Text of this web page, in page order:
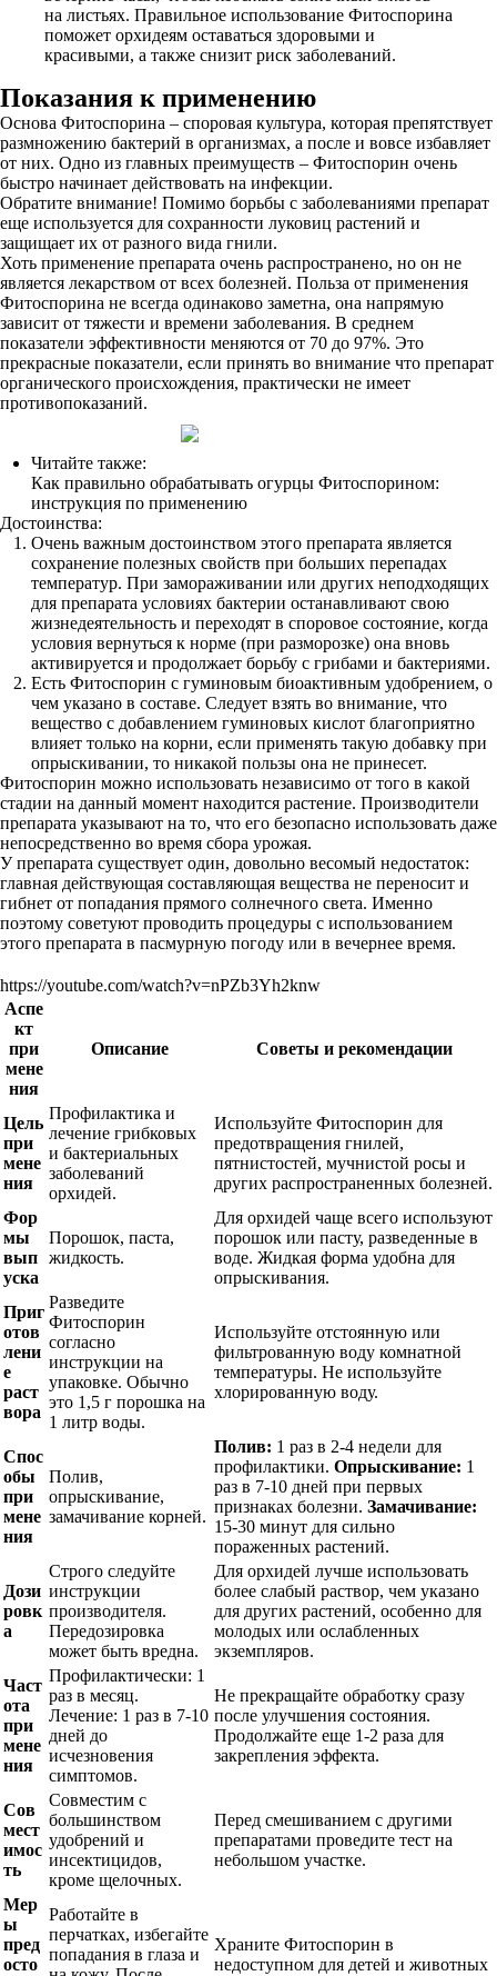
на листьях. Правильное использование Фитоспорина
поможет орхидеям оставаться здоровыми и
красивыми, а также снизит риск заболеваний.
Показания к применению
Основа Фитоспорина – споровая культура, которая препятствует
размножению бактерий в организмах, а после и вовсе избавляет
от них. Одно из главных преимуществ – Фитоспорин очень
быстро начинает действовать на инфекции.
Обратите внимание! Помимо борьбы с заболеваниями препарат
еще используется для сохранности луковиц растений и
защищает их от разного вида гнили.
Хоть применение препарата очень распространено, но он не
является лекарством от всех болезней. Польза от применения
Фитоспорина не всегда одинаково заметна, она напрямую
зависит от тяжести и времени заболевания. В среднем
показатели эффективности меняются от 70 до 97%. Это
прекрасные показатели, если принять во внимание что препарат
органического происхождения, практически не имеет
противопоказаний.
Читайте также:
Как правильно обрабатывать огурцы Фитоспорином:
инструкция по применению
Достоинства:
Очень важным достоинством этого препарата является
сохранение полезных свойств при больших перепадах
температур. При замораживании или других неподходящих
для препарата условиях бактерии останавливают свою
жизнедеятельность и переходят в споровое состояние, когда
условия вернуться к норме (при разморозке) она вновь
активируется и продолжает борьбу с грибами и бактериями.
Есть Фитоспорин с гуминовым биоактивным удобрением, о
чем указано в составе. Следует взять во внимание, что
вещество с добавлением гуминовых кислот благоприятно
влияет только на корни, если применять такую добавку при
опрыскивании, то никакой пользы она не принесет.
Фитоспорин можно использовать независимо от того в какой
стадии на данный момент находится растение. Производители
препарата указывают на то, что его безопасно использовать даже
непосредственно во время сбора урожая.
У препарата существует один, довольно весомый недостаток:
главная действующая составляющая вещества не переносит и
гибнет от попадания прямого солнечного света. Именно
поэтому советуют проводить процедуры с использованием
этого препарата в пасмурную погоду или в вечернее время.
https://youtube.com/watch?v=nPZb3Yh2knw
Аспе
кт
при
мене
ния
Описание Советы и рекомендации
Цель
при
мене
ния
Профилактика и
лечение грибковых
и бактериальных
заболеваний
орхидей.
Используйте Фитоспорин для
предотвращения гнилей,
пятнистостей, мучнистой росы и
других распространенных болезней.
Фор
мы
вып
уска
Порошок, паста,
жидкость.
Для орхидей чаще всего используют
порошок или пасту, разведенные в
воде. Жидкая форма удобна для
опрыскивания.
Приг
отов
лени
е
раст
вора
Разведите
Фитоспорин
согласно
инструкции на
упаковке. Обычно
это 1,5 г порошка на
1 литр воды.
Используйте отстоянную или
фильтрованную воду комнатной
температуры. Не используйте
хлорированную воду.
Спос
обы
при
мене
ния
Полив,
опрыскивание,
замачивание корней.
Полив: 1 раз в 2-4 недели для
профилактики. Опрыскивание: 1
раз в 7-10 дней при первых
признаках болезни. Замачивание:
15-30 минут для сильно
пораженных растений.
Дози
ровк
а
Строго следуйте
инструкции
производителя.
Передозировка
может быть вредна.
Для орхидей лучше использовать
более слабый раствор, чем указано
для других растений, особенно для
молодых или ослабленных
экземпляров.
Част
ота
при
мене
ния
Профилактически: 1
раз в месяц.
Лечение: 1 раз в 7-10
дней до
исчезновения
симптомов.
Не прекращайте обработку сразу
после улучшения состояния.
Продолжайте еще 1-2 раза для
закрепления эффекта.
Сов
мест
имос
ть
Совместим с
большинством
удобрений и
инсектицидов,
кроме щелочных.
Перед смешиванием с другими
препаратами проведите тест на
небольшом участке.
Мер
ы
пред
осто
Работайте в
перчатках, избегайте
попадания в глаза и
Храните Фитоспорин в
недоступном для детей и животных